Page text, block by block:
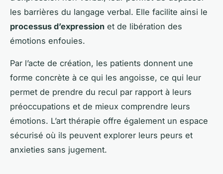
les barrières du langage verbal. Elle facilite ainsi le
processus d’expression et de libération des
émotions enfouies.
Par l’acte de création, les patients donnent une
forme concrète à ce qui les angoisse, ce qui leur
permet de prendre du recul par rapport à leurs
préoccupations et de mieux comprendre leurs
émotions. L’art thérapie offre également un espace
sécurisé où ils peuvent explorer leurs peurs et
anxieties sans jugement.